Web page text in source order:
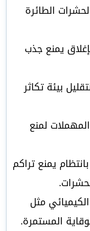
الطائرة
يمنع جذب
بيئة تكاثر
لمنع
يمنع تراكم
مثل
المستمرة.